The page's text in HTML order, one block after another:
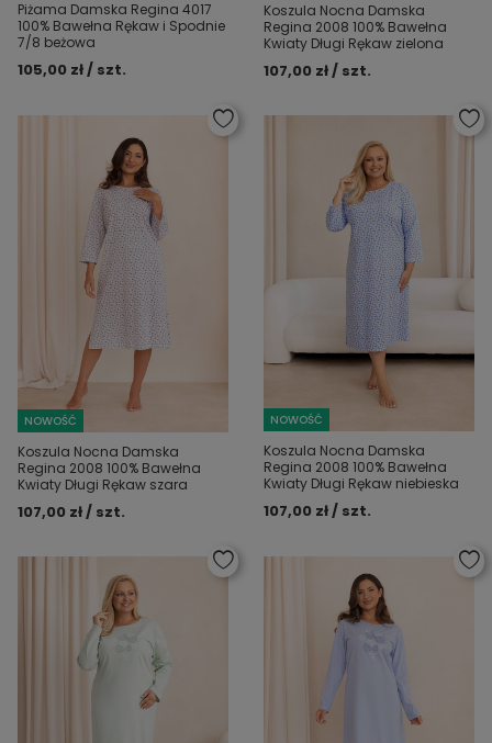
Piżama Damska Regina 4017
100% Bawełna Rękaw i Spodnie
7/8 beżowa
105,00 zł / szt.
Koszula Nocna Damska
Regina 2008 100% Bawełna
Kwiaty Długi Rękaw zielona
107,00 zł / szt.
NOWOŚĆ
Koszula Nocna Damska
Regina 2008 100% Bawełna
Kwiaty Długi Rękaw szara
107,00 zł / szt.
NOWOŚĆ
Koszula Nocna Damska
Regina 2008 100% Bawełna
Kwiaty Długi Rękaw niebieska
107,00 zł / szt.